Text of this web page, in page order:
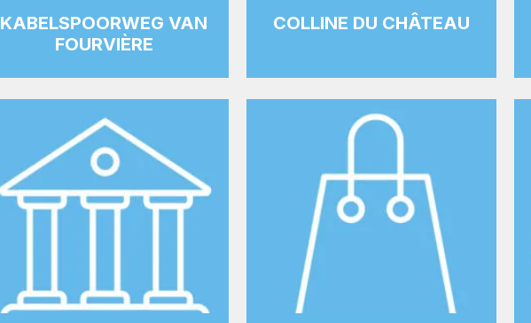
KABELSPOORWEG VAN
FOURVIÈRE
COLLINE DU CHÂTEAU